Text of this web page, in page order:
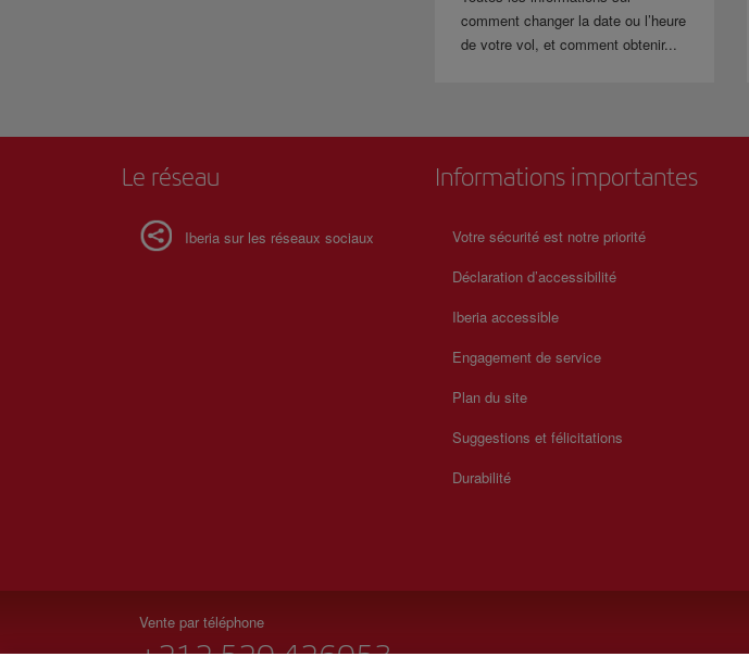
comment changer la date ou l’heure
de votre vol, et comment obtenir...
Le réseau
Iberia sur les réseaux sociaux
Informations importantes
Votre sécurité est notre priorité
Déclaration d’accessibilité
Iberia accessible
Engagement de service
Plan du site
Suggestions et félicitations
Durabilité
Vente par téléphone